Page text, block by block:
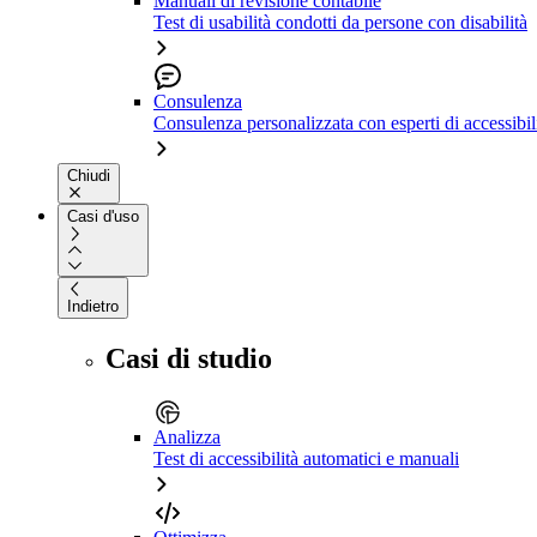
Test di usabilità condotti da persone con disabilità
Consulenza
Consulenza personalizzata con esperti di
Chiudi
Casi d'uso
Indietro
Casi di studio
Analizza
Test di accessibilità automatici e manuali